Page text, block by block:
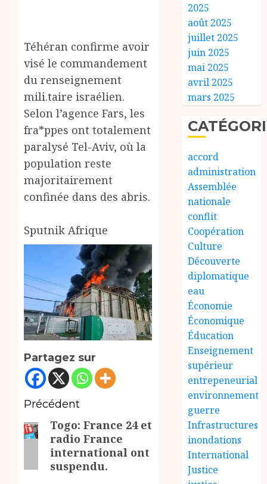
Téhéran confirme avoir
visé le commandement
du renseignement
mili.taire israélien.
Selon l’agence Fars, les
fra*ppes ont totalement
paralysé Tel-Aviv, où la
population reste
majoritairement
confinée dans des abris.
Sputnik Afrique
Partagez sur
Navigation
d’article
Précédent
Article
précédent:
Togo: France 24 et
radio France
international ont
suspendu.
2025
août 2025
juillet 2025
juin 2025
mai 2025
avril 2025
mars 2025
accord
administration
Assemblée
nationale
conflit
Coopération
Culture
Découverte
diplomatique
eau
Économie
Économique
Éducation
Enseignement
supérieur
entrepeneurial
environnement
guerre
Infrastructures
inondations
International
Justice